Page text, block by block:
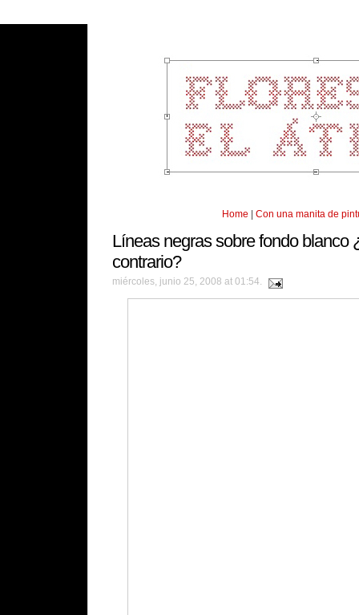
Home | Con una manita de
Líneas negras sobre fondo blanco
contrario?
miércoles, junio 25, 2008 at 01:54.